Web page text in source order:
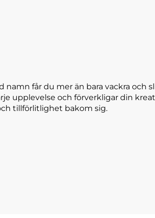
namn får du mer än bara vackra
upplevelse och förverkligar din
tillförlitlighet bakom sig.